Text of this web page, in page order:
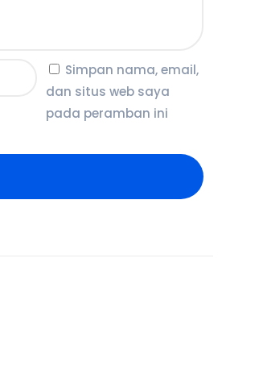
Simpan nama, email,
dan situs web saya
pada peramban ini